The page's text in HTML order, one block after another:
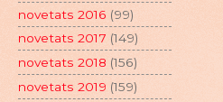
novetats 2016 (99)
novetats 2017 (149)
novetats 2018 (156)
novetats 2019 (159)